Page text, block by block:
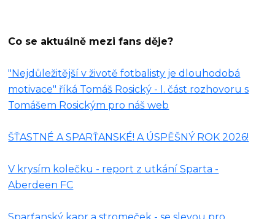
Co se aktuálně mezi fans děje?
"Nejdůležitější v životě fotbalisty je dlouhodobá
motivace" říká Tomáš Rosický - I. část rozhovoru s
Tomášem Rosickým pro náš web
ŠŤASTNÉ A SPARŤANSKÉ! A ÚSPĚŠNÝ ROK 2026!
V krysím kolečku - report z utkání Sparta -
Aberdeen FC